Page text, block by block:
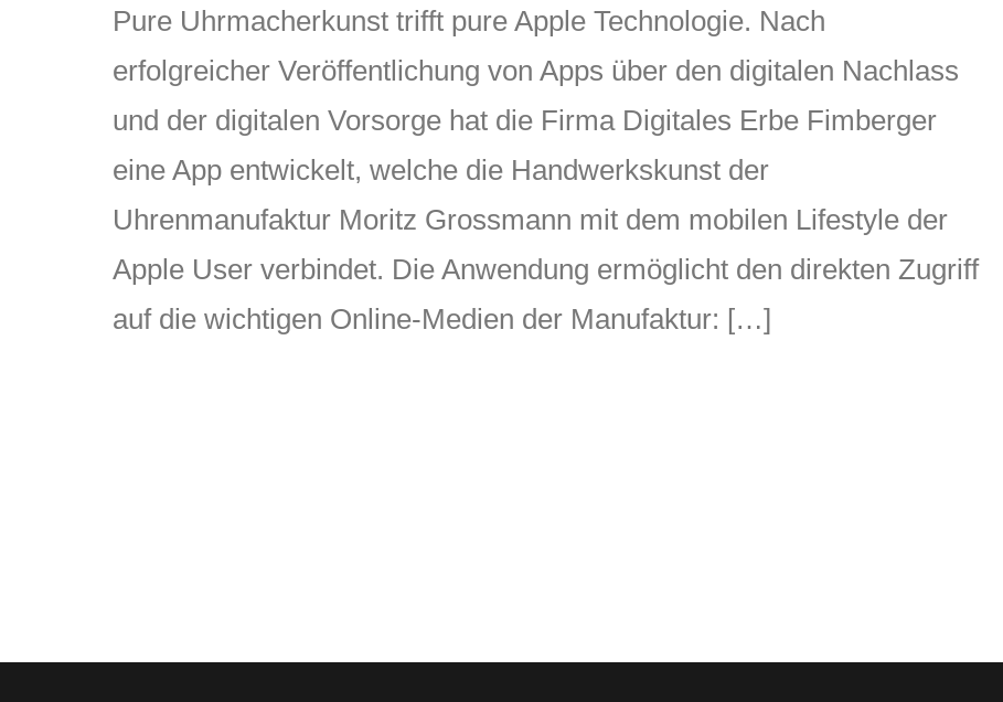
Pure Uhrmacherkunst trifft pure Apple Technologie. Nach
erfolgreicher Veröffentlichung von Apps über den digitalen Nachlass
und der digitalen Vorsorge hat die Firma Digitales Erbe Fimberger
eine App entwickelt, welche die Handwerkskunst der
Uhrenmanufaktur Moritz Grossmann mit dem mobilen Lifestyle der
Apple User verbindet. Die Anwendung ermöglicht den direkten Zugriff
auf die wichtigen Online-Medien der Manufaktur: […]